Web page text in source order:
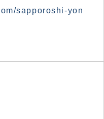
sapporoshi-yon